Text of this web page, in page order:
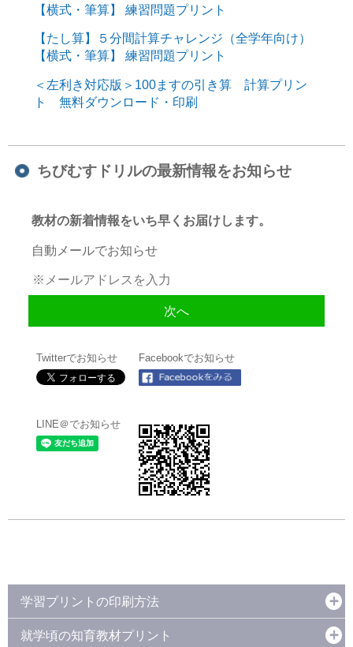
【横式・筆算】 練習問題プリント
【たし算】５分間計算チャレンジ（全学年向け）
【横式・筆算】 練習問題プリント
＜左利き対応版＞100ますの引き算 計算プリン
ト 無料ダウンロード・印刷
ちびむすドリルの最新情報をお知らせ
教材の新着情報をいち早くお届けします。
自動メールでお知らせ
Twitterでお知らせ Facebookでお知らせ
LINE＠でお知らせ
学習プリントの印刷方法
就学頃の知育教材プリント